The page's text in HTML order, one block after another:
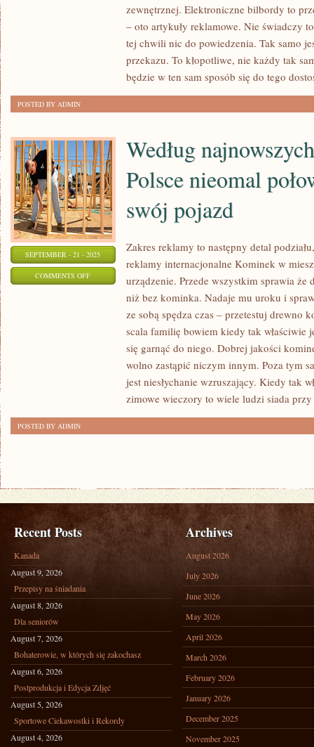
PRZEDE
WSZYSTKIM
zewnętrznej. Elektroniczne bilbordy to
– oto artykuły reklamowe. Nie świadczy
tej chwili nic do powiedzenia. Tak samo
przekazu. To kłopotliwe, nie każdy tak
będzie w ten sam sposób się do tego
POSTED BY ADMIN
SEPTEMBER - 21 - 2025
COMMENTS OFFON
RODZIN
MA
Według
Polsce nieomal
swój pojazd
Zakres reklamy to następny detal
reklamy internacjonalne Kominek w
urządzenie. Przede wszystkim sprawia że
niż bez kominka. Nadaje mu uroku i
ze sobą spędza czas – przetestuj drewno
scala familię bowiem kiedy tak właściwie
się garnąć do niego. Dobrej jakości
wolno zastąpić niczym innym. Poza tym
jest niesłychanie wzruszający. Kiedy tak
zimowe wieczory to wiele ludzi siada
POSTED BY ADMIN
Recent Posts
Kanada
August 9, 2026
Przepisy na śniadania
August 8, 2026
Dla seniorów
August 7, 2026
Bohaterowie, w których się zakochasz
August 6, 2026
Postprodukcja i Edycja Zdjęć
August 5, 2026
Sportowe Ciekawostki i Rekordy
August 4, 2026
Archives
August 2026
July 2026
June 2026
May 2026
April 2026
March 2026
February 2026
January 2026
December 2025
November 2025